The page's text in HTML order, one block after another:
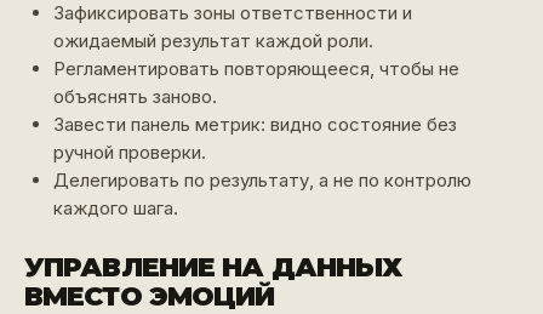
Зафиксировать зоны ответственности и
ожидаемый результат каждой роли.
Регламентировать повторяющееся, чтобы не
объяснять заново.
Завести панель метрик: видно состояние без
ручной проверки.
Делегировать по результату, а не по контролю
каждого шага.
УПРАВЛЕНИЕ НА ДАННЫХ
ВМЕСТО ЭМОЦИЙ